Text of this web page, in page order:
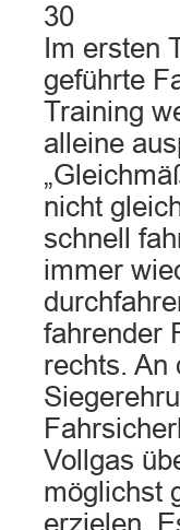
30
Im ersten
geführte
Training
alleine
nicht
schnell
immer
fahrender
rechts. An
Vollgas
möglichst
erzielen.